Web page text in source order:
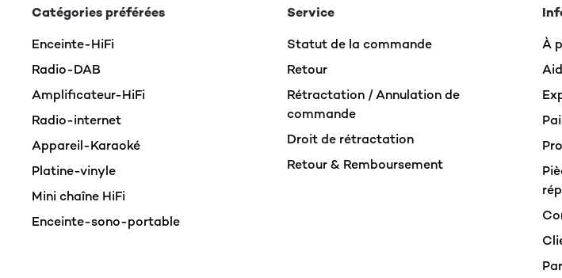
Catégories préférées
Enceinte-HiFi
Radio-DAB
Amplificateur-HiFi
Radio-internet
Appareil-Karaoké
Platine-vinyle
Mini chaîne HiFi
Enceinte-sono-portable
Service
Statut de la commande
Retour
Rétractation / Annulation de
commande
Droit de rétractation
Retour & Remboursement
À